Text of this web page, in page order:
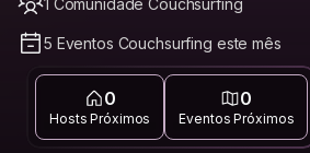
1 Comunidade Couchsurfing
5 Eventos Couchsurfing este mês
0
Hosts Próximos
0
Eventos Próximos